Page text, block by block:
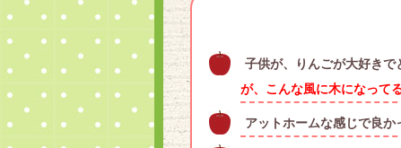
子供が、りんごが大好きで
が、こんな風に木になって
アットホームな感じで良か